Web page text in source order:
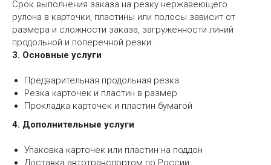
Срок выполнения заказа на резку нержавеющего
рулона в карточки, пластины или полосы зависит от
размера и сложности заказа, загруженности линий
продольной и поперечной резки.
3. Основные услуги
Предварительная продольная резка
Резка карточек и пластин в размер
Прокладка карточек и пластин бумагой
4. Дополнительные услуги
Упаковка карточек или пластин на поддон
Доставка автотранспортом по России